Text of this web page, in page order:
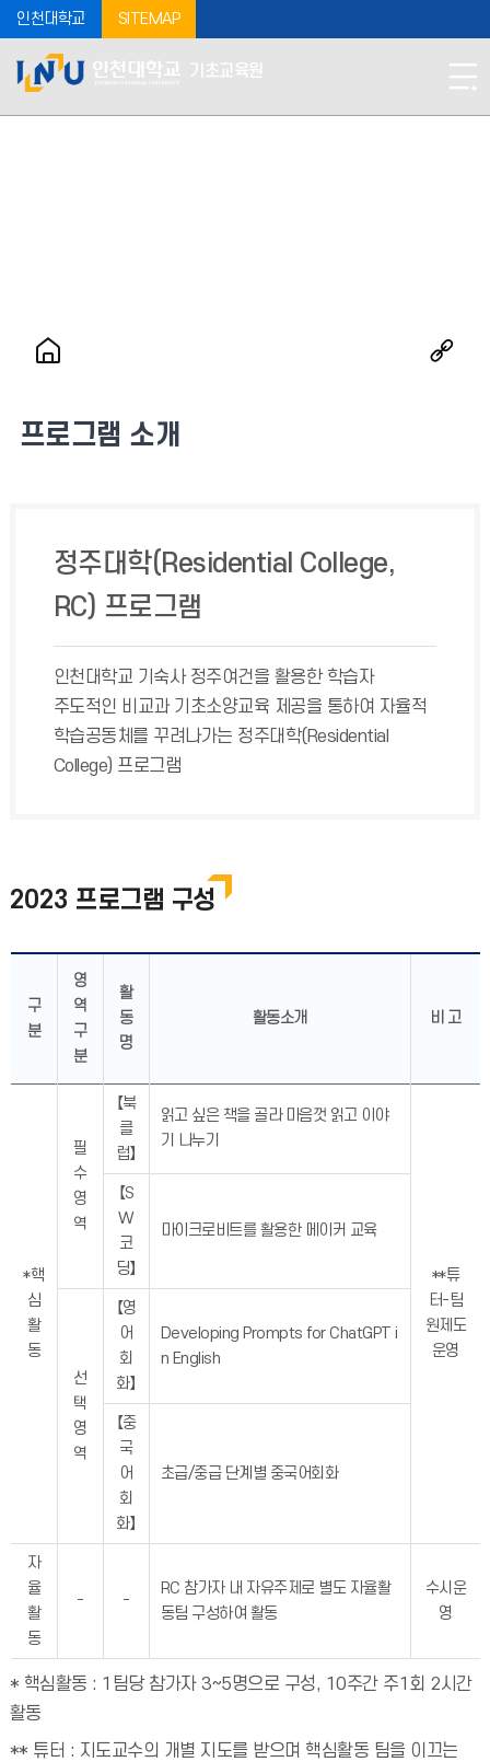
인천대학교 SITEMAP
기초교육원
프로그램 소개
정주대학(Residential College,
RC) 프로그램
인천대학교 기숙사 정주여건을 활용한 학습자
주도적인 비교과 기초소양교육 제공을 통하여 자율적
학습공동체를 꾸려나가는 정주대학(Residential
College) 프로그램
2023 프로그램 구성
구
분
영
역
구
분
활
동
명
활동소개 비 고
*핵
심
활
동
필
수
영
역
【북
클
럽】
읽고 싶은 책을 골라 마음껏 읽고 이야
기 나누기
**튜
터-팀
원제도
운영
【S
W
코
딩】
마이크로비트를 활용한 메이커 교육
선
택
영
역
【영
어
회
화】
Developing Prompts for ChatGPT i
n English
【중
국
어
회
화】
초급/중급 단계별 중국어회화
자
율
활
동
- -
RC 참가자 내 자유주제로 별도 자율활
동팀 구성하여 활동
수시운
영
* 핵심활동 : 1팀당 참가자 3~5명으로 구성, 10주간 주1회 2시간
활동
** 튜터 : 지도교수의 개별 지도를 받으며 핵심활동 팀을 이끄는